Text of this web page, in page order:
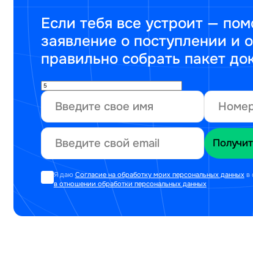
Если тебя все устроит —
заявление о поступлении и
правильно собрать пакет
Я даю Согласие на обработку моих персональных данныхв
в отношении обработки персональных данных